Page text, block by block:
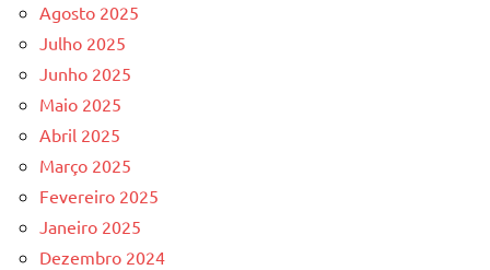
Agosto 2025
Julho 2025
Junho 2025
Maio 2025
Abril 2025
Março 2025
Fevereiro 2025
Janeiro 2025
Dezembro 2024